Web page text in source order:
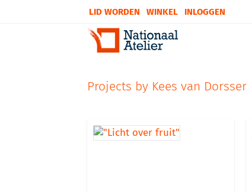
LID WORDEN WINKEL INLOGGEN
Projects by Kees van Dorsser